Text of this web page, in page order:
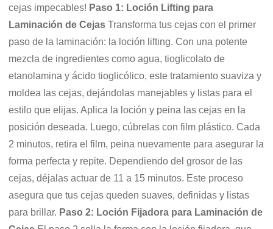
cejas impecables! Paso 1: Loción Lifting para
Laminación de Cejas Transforma tus cejas con el primer
paso de la laminación: la loción lifting. Con una potente
mezcla de ingredientes como agua, tioglicolato de
etanolamina y ácido tioglicólico, este tratamiento suaviza y
moldea las cejas, dejándolas manejables y listas para el
estilo que elijas. Aplica la loción y peina las cejas en la
posición deseada. Luego, cúbrelas con film plástico. Cada
2 minutos, retira el film, peina nuevamente para asegurar la
forma perfecta y repite. Dependiendo del grosor de las
cejas, déjalas actuar de 11 a 15 minutos. Este proceso
asegura que tus cejas queden suaves, definidas y listas
para brillar. Paso 2: Loción Fijadora para Laminación de